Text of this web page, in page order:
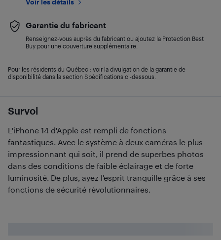
Survol
L'iPhone 14 d'Apple est rempli de fonctions
fantastiques. Avec le système à deux caméras le plus
impressionnant qui soit, il prend de superbes photos
dans des conditions de faible éclairage et de forte
luminosité. De plus, ayez l'esprit tranquille grâce à ses
fonctions de sécurité révolutionnaires.
Voir les détails
Garantie du fabricant
Renseignez-vous auprès du fabricant ou ajoutez la Protection Best
Buy pour une couverture supplémentaire.
Pour les résidents du Québec : voir la divulgation de la garantie de
disponibilité dans la section Spécifications ci-dessous.